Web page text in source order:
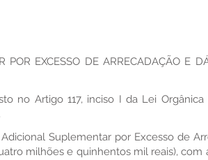
POR EXCESSO DE ARRECADAÇÃO E
no Artigo 117, inciso I da Lei Orgânica
Suplementar por Excesso de
milhões e quinhentos mil reais), com